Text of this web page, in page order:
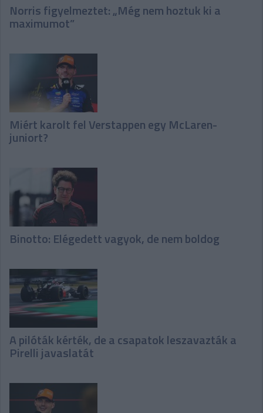
Norris figyelmeztet: „Még nem hoztuk ki a
maximumot”
Miért karolt fel Verstappen egy McLaren-
juniort?
Binotto: Elégedett vagyok, de nem boldog
A pilóták kérték, de a csapatok leszavazták a
Pirelli javaslatát